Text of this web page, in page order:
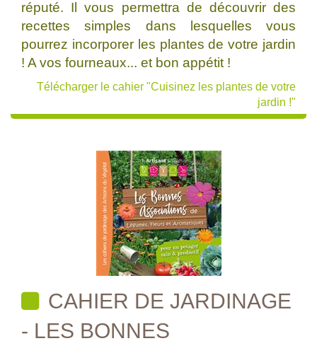
réputé. Il vous permettra de découvrir des
recettes simples dans lesquelles vous
pourrez incorporer les plantes de votre jardin
! A vos fourneaux... et bon appétit !
Télécharger le cahier "Cuisinez les plantes de votre
jardin !"
CAHIER DE JARDINAGE
- LES BONNES